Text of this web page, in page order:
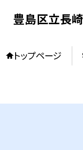
豊島区立長
トップページ